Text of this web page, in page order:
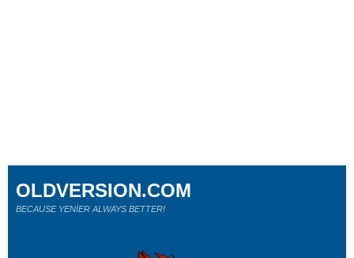
OLDVERSION.COM
BECAUSE YENİER ALWAYS BETTER!